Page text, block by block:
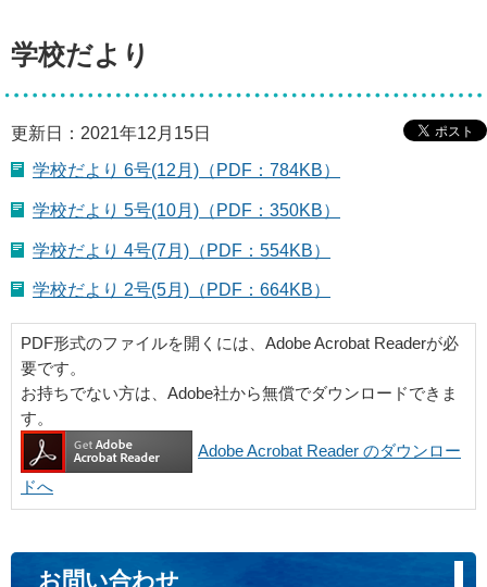
学校だより
更新日：2021年12月15日
学校だより 6号(12月)（PDF：784KB）
学校だより 5号(10月)（PDF：350KB）
学校だより 4号(7月)（PDF：554KB）
学校だより 2号(5月)（PDF：664KB）
PDF形式のファイルを開くには、Adobe Acrobat Readerが必
要です。
お持ちでない方は、Adobe社から無償でダウンロードできま
す。
Adobe Acrobat Reader のダウンロー
ドへ
お問い合わせ